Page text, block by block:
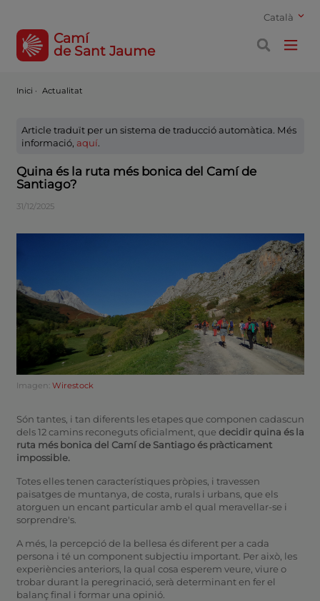
Català
Camí
de Sant Jaume
Inici · Actualitat
Article traduït per un sistema de traducció automàtica. Més
informació, aquí.
Quina és la ruta més bonica del Camí de
Santiago?
31/12/2025
Imagen: Wirestock
Són tantes, i tan diferents les etapes que componen cadascun
dels 12 camins reconeguts oficialment, que decidir quina és la
ruta més bonica del Camí de Santiago és pràcticament
impossible.
Totes elles tenen característiques pròpies, i travessen
paisatges de muntanya, de costa, rurals i urbans, que els
atorguen un encant particular amb el qual meravellar-se i
sorprendre's.
A més, la percepció de la bellesa és diferent per a cada
persona i té un component subjectiu important. Per això, les
experiències anteriors, la qual cosa esperem veure, viure o
trobar durant la peregrinació, serà determinant en fer el
balanç final i formar una opinió.